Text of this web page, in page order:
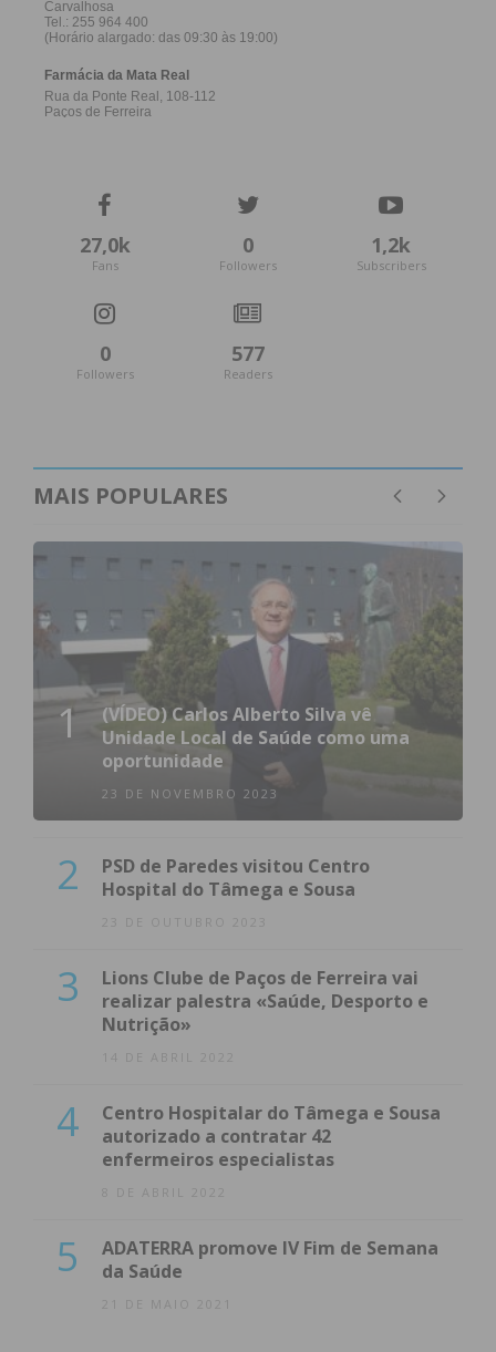
27,0k
Fans
0
Followers
1,2k
Subscribers
0
Followers
577
Readers
MAIS POPULARES
1
(VÍDEO) Carlos Alberto Silva vê
Unidade Local de Saúde como uma
oportunidade
23 DE NOVEMBRO 2023
2
PSD de Paredes visitou Centro
Hospital do Tâmega e Sousa
23 DE OUTUBRO 2023
3
Lions Clube de Paços de Ferreira vai
realizar palestra «Saúde, Desporto e
Nutrição»
14 DE ABRIL 2022
4
Centro Hospitalar do Tâmega e Sousa
autorizado a contratar 42
enfermeiros especialistas
8 DE ABRIL 2022
5
ADATERRA promove IV Fim de Semana
da Saúde
21 DE MAIO 2021